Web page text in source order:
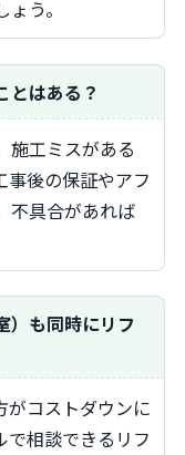
う。
とはある？
事後の保証やアフ
不具合があれば
で相談できるリフ